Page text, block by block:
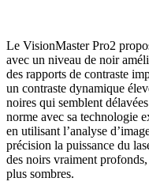
Le VisionMaster Pro2
avec un niveau de noir
des rapports de contraste
un contraste dynamique
noires qui semblent
norme avec sa technologie
en utilisant l’analyse
précision la puissance du
des noirs vraiment
plus sombres.